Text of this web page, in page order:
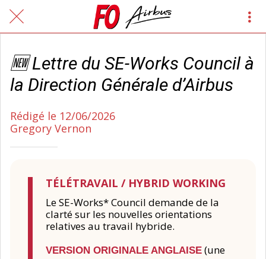
🆕 Lettre du SE-Works Council à
la Direction Générale d’Airbus
Rédigé le 12/06/2026
Gregory Vernon
TÉLÉTRAVAIL / HYBRID WORKING
Le SE-Works* Council demande de la
clarté sur les nouvelles orientations
relatives au travail hybride.
VERSION ORIGINALE ANGLAISE (une